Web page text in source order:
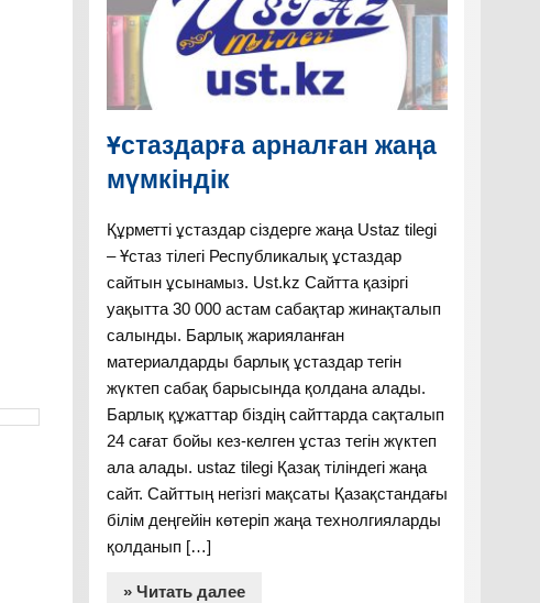
Ұстаздарға арналған жаңа
мүмкіндік
Құрметті ұстаздар сіздерге жаңа Ustaz tilegi
– Ұстаз тілегі Республикалық ұстаздар
сайтын ұсынамыз. Ust.kz Сайтта қазіргі
уақытта 30 000 астам сабақтар жинақталып
салынды. Барлық жарияланған
материалдарды барлық ұстаздар тегін
жүктеп сабақ барысында қолдана алады.
Барлық құжаттар біздің сайттарда сақталып
24 сағат бойы кез-келген ұстаз тегін жүктеп
ала алады. ustaz tilegi Қазақ тіліндегі жаңа
сайт. Сайттың негізгі мақсаты Қазақстандағы
білім деңгейін көтеріп жаңа технолгияларды
қолданып […]
» Читать далее